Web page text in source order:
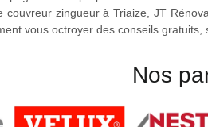
zingueur à Triaize, JT
vous octroyer des conseils gratuits,
Nos